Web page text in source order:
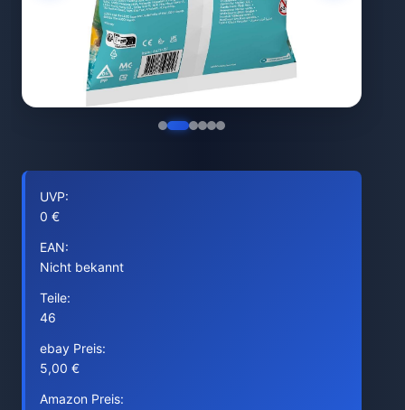
UVP:
0 €
EAN:
Nicht bekannt
Teile:
46
ebay Preis:
5,00 €
Amazon Preis: